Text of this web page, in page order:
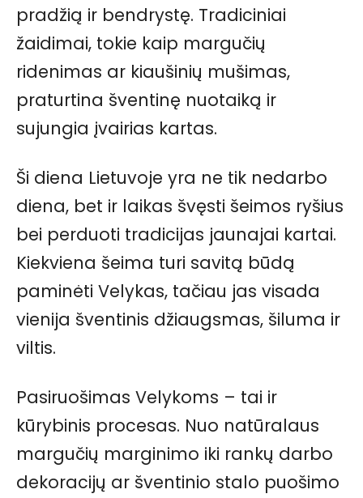
pradžią ir bendrystę. Tradiciniai
žaidimai, tokie kaip margučių
ridenimas ar kiaušinių mušimas,
praturtina šventinę nuotaiką ir
sujungia įvairias kartas.
Ši diena Lietuvoje yra ne tik nedarbo
diena, bet ir laikas švęsti šeimos ryšius
bei perduoti tradicijas jaunajai kartai.
Kiekviena šeima turi savitą būdą
paminėti Velykas, tačiau jas visada
vienija šventinis džiaugsmas, šiluma ir
viltis.
Pasiruošimas Velykoms – tai ir
kūrybinis procesas. Nuo natūralaus
margučių marginimo iki rankų darbo
dekoracijų ar šventinio stalo puošimo